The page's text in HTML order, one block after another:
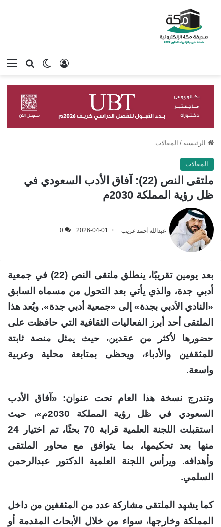
بحثالوضع
تسجيل الدخول
الرئيسية / المقالات
المقالات
ملتقى النص (22): آفاق الأدب السعودي في
ظل رؤية المملكة 2030م
عبدالله أحمد غريب 2026-04-01
0
بعد يومين تقريبًا، ينطلق ملتقى النص (22) في جمعية
أدبي جدة، والذي يأتي بعد التحول من مسماه السابق
«النادي الأدبي بجدة» إلى «جمعية أدبي جدة». ويُعد هذا
الملتقى أحد أبرز الفعاليات الثقافية التي حافظت على
حضورها لأكثر من عقدين، حيث يمثل منصة ثابتة
للمثقفين والأدباء، ويحظى بمتابعة محلية وعربية
واسعة.
وتندرج نسخة هذا العام تحت عنوان: «آفاق الأدب
السعودي في ظل رؤية المملكة 2030م»، حيث
استقبلت اللجنة العلمية قرابة 70 بحثًا، تم اختيار 24
منها بعد تحكيمها، بما يتوافق مع محاور الملتقى
وأهدافه. ويرأس اللجنة العلمية الدكتور عبدالرحمن
السلمي.
كما يشهد الملتقى مشاركة عدد من المثقفين من داخل
المملكة وخارجها، سواء من خلال الأبحاث المقدمة أو